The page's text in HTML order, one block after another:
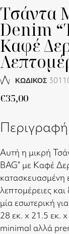
Τσάντα
Denim
Καφέ
ΚΩΔΙΚΟΣ
€35,00
Περιγραφή
Αυτή η μικρή
BAG” με Καφέ
κατασκευασμένη
λεπτομέρειες
μία εσωτερική
28 εκ. x 21.5 εκ.
minimal αλλά